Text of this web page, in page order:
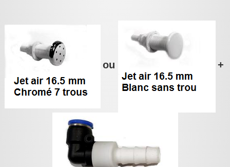
ou +